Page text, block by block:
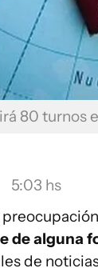
80 turnos
5:03 hs
de alguna
de